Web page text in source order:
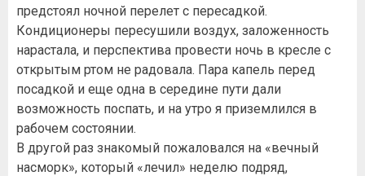
предстоял ночной перелет с пересадкой.
Кондиционеры пересушили воздух, заложенность
нарастала, и перспектива провести ночь в кресле с
открытым ртом не радовала. Пара капель перед
посадкой и еще одна в середине пути дали
возможность поспать, и на утро я приземлился в
рабочем состоянии.
В другой раз знакомый пожаловался на «вечный
насморк», который «лечил» неделю подряд,